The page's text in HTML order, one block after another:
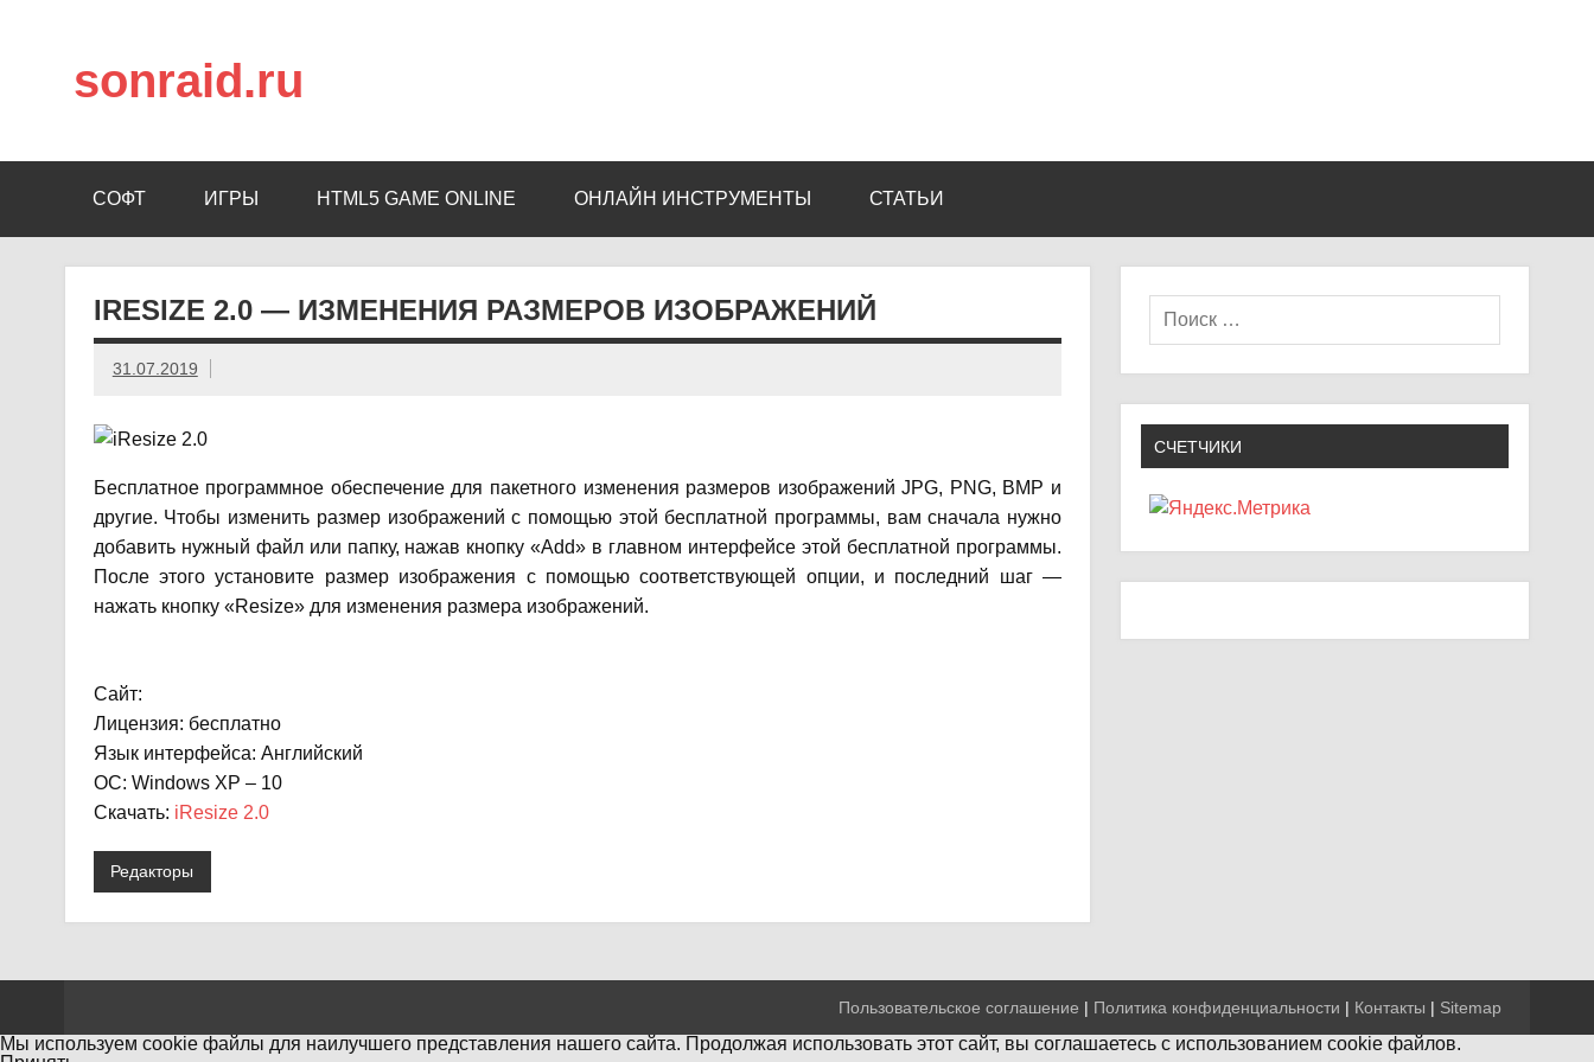
sonraid.ru
СОФТ ИГРЫ HTML5 GAME ONLINE ОНЛАЙН ИНСТРУМЕНТЫ СТАТЬИ
IRESIZE 2.0 — ИЗМЕНЕНИЯ РАЗМЕРОВ ИЗОБРАЖЕНИЙ
31.07.2019
Бесплатное программное обеспечение для пакетного изменения размеров изображений JPG, PNG, BMP и
другие. Чтобы изменить размер изображений с помощью этой бесплатной программы, вам сначала нужно
добавить нужный файл или папку, нажав кнопку «Add» в главном интерфейсе этой бесплатной программы.
После этого установите размер изображения с помощью соответствующей опции, и последний шаг —
нажать кнопку «Resize» для изменения размера изображений.
Сайт:
Лицензия: бесплатно
Язык интерфейса: Английский
ОС: Windows XP – 10
Скачать: iResize 2.0
Редакторы
СЧЕТЧИКИ
Пользовательское соглашение | Политика конфиденциальности | Контакты | Sitemap
Мы используем cookie файлы для наилучшего представления нашего сайта. Продолжая использовать этот сайт, вы соглашаетесь с использованием cookie файлов.